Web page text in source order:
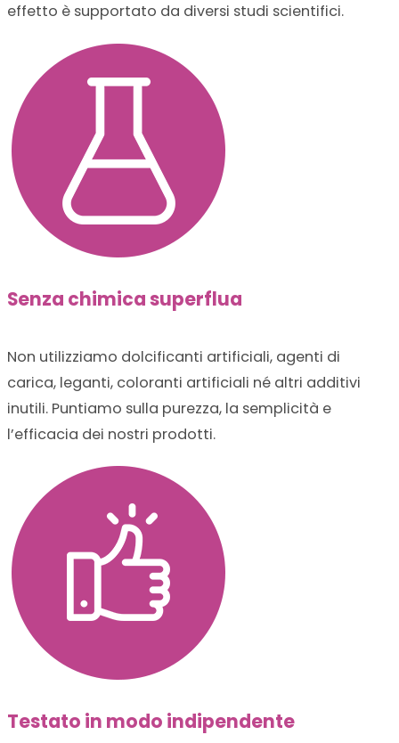
effetto è supportato da diversi studi scientifici.
Senza chimica superflua
Non utilizziamo dolcificanti artificiali, agenti di
carica, leganti, coloranti artificiali né altri additivi
inutili. Puntiamo sulla purezza, la semplicità e
l’efficacia dei nostri prodotti.
Testato in modo indipendente